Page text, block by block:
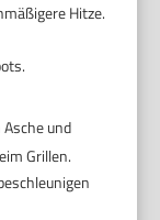
Hitze.
und
Grillen.